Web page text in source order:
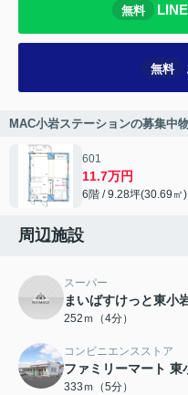
無料
無料
MAC小岩ステーションの募集中
601
11.7万円
6階 / 9.28坪(30.69㎡)
周辺施設
スーパー
まいばすけっと東小
252ｍ（4分）
コンビニエンスストア
ファミリーマート 東
333ｍ（5分）